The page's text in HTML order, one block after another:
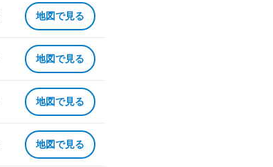
地図で見る
地図で見る
地図で見る
地図で見る